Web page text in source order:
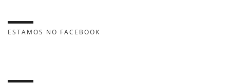
ESTAMOS NO FACEBOOK